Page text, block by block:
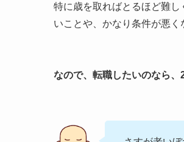
特に歳を取ればとるほど難
いことや、かなり条件が悪く
なので、転職したいのなら、